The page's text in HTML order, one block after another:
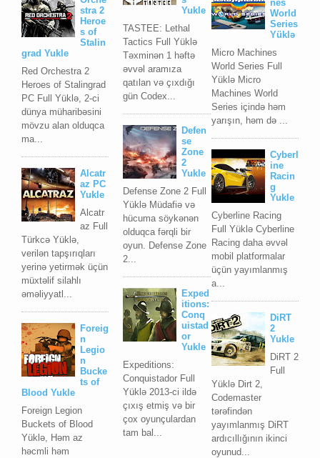
stra 2
Heroe
s of
Stalin
grad Yukle
Red Orchestra 2
Heroes of Stalingrad
PC Full Yüklə, 2-ci
dünya müharibəsini
mövzu alan olduqca
ma...
Alcatr
az PC
Yukle
Alcatr
az Full
Türkcə Yüklə,
verilən tapşırıqları
yerinə yetirmək üçün
müxtəlif silahlı
əməliyyatl...
Foreig
n
Legio
n
Bucke
ts of
Blood Yukle
Foreign Legion
Buckets of Blood
Yüklə, Həm az
həcmli həm
nes
World
Series
Yüklə
Micro Machines
World Series Full
Yüklə Micro
Machines World
Series içində həm
yarışın, həm də ...
Cyberl
ine
Racin
g
Yukle
Cyberline Racing
Full Yüklə Cyberline
Racing daha əvvəl
mobil platformalar
üçün yayımlanmış
a...
DiRT
2
Yukle
DiRT 2
Full
Yüklə Dirt 2,
Codemaster
tərəfindən
yayımlanmış DiRT
ardıcıllığının ikinci
oyunud...
Yukle
TASTEE: Lethal
Tactics Full Yüklə
Təxminən 1 həftə
əvvəl aramıza
qatılan və çıxdığı
gün Codex...
Defen
se
Zone
2
Yukle
Defense Zone 2 Full
Yüklə Müdafiə və
hücuma söykənən
olduqca fərqli bir
oyun. Defense Zone
2...
Exped
itions:
Conq
uistad
or
Yukle
Expeditions:
Conquistador Full
Yüklə 2013-ci ildə
çıxış etmiş və bir
çox oyunçulardan
tam bal...